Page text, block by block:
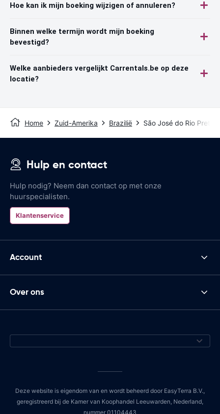
Hoe kan ik mijn boeking wijzigen of annuleren?
Binnen welke termijn wordt mijn boeking
bevestigd?
Welke aanbieders vergelijkt Carrentals.be op deze
locatie?
Home Zuid-Amerika Brazilië São José do Rio Preto
Hulp en contact
Hulp nodig? Neem dan contact op met onze
huurspecialisten.
Klantenservice
Account
Over ons
Deze website is eigendom van en wordt beheerd door EasyTerra B.V.,
geregistreerd bij de Kamer van Koophandel Leeuwarden, Nederland,
nummer 01104443